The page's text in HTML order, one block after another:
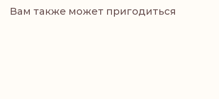
Вам также может пригодиться